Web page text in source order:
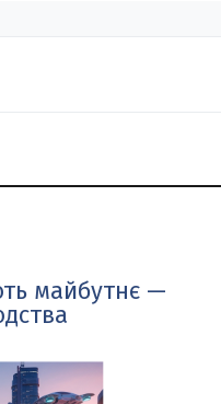
майбутнє —